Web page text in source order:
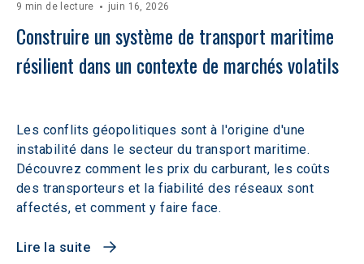
9 min de lecture juin 16, 2026
Construire un système de transport maritime
résilient dans un contexte de marchés volatils
Les conflits géopolitiques sont à l'origine d'une
instabilité dans le secteur du transport maritime.
Découvrez comment les prix du carburant, les coûts
des transporteurs et la fiabilité des réseaux sont
affectés, et comment y faire face.
Lire la suite